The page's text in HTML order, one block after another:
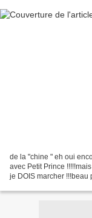
de la "chine " eh oui
avec Petit Prince
je DOIS marcher !!!beau